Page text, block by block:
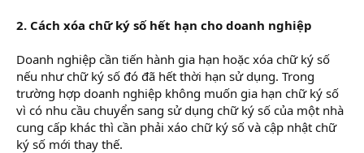
2. Cách xóa chữ ký số hết hạn cho doanh nghiệp
Doanh nghiệp cần tiến hành gia hạn hoặc xóa chữ ký số
nếu như chữ ký số đó đã hết thời hạn sử dụng. Trong
trường hợp doanh nghiệp không muốn gia hạn chữ ký số
vì có nhu cầu chuyển sang sử dụng chữ ký số của một nhà
cung cấp khác thì cần phải xáo chữ ký số và cập nhật chữ
ký số mới thay thế.